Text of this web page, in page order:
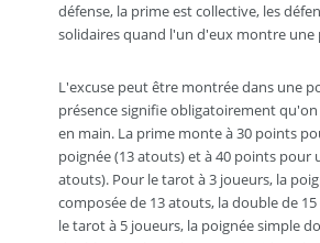
défense, la prime est collective, les
solidaires quand l'un d'eux montre une
L'excuse peut être montrée dans une
présence signifie obligatoirement
en main. La prime monte à 30 points
poignée (13 atouts) et à 40 points pour
atouts). Pour le tarot à 3 joueurs, la
composée de 13 atouts, la double de
le tarot à 5 joueurs, la poignée simple